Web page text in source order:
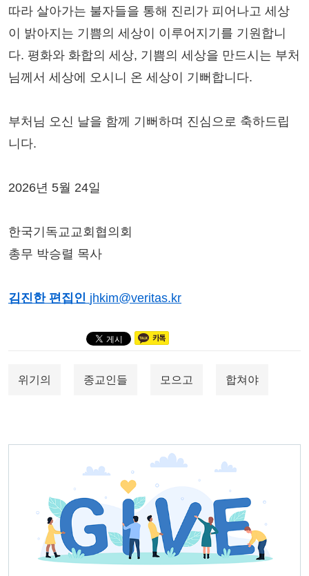
따라 살아가는 불자들을 통해 진리가 피어나고 세상
이 밝아지는 기쁨의 세상이 이루어지기를 기원합니
다. 평화와 화합의 세상, 기쁨의 세상을 만드시는 부처
님께서 세상에 오시니 온 세상이 기뻐합니다.
부처님 오신 날을 함께 기뻐하며 진심으로 축하드립
니다.
2026년 5월 24일
한국기독교교회협의회
총무 박승렬 목사
김진한 편집인 jhkim@veritas.kr
위기의 종교인들 모으고 합쳐야